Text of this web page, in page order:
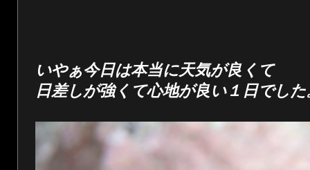
いやぁ今日は本当に天気が良くて
日差しが強くて心地が良い１日でした